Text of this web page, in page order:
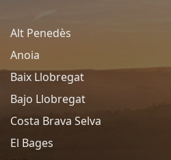
Alt Penedès
Anoia
Baix Llobregat
Bajo Llobregat
Costa Brava Selva
El Bages